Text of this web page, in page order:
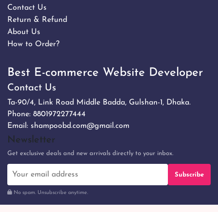
Contact Us
Return & Refund
About Us
How to Order?
Best E-commerce Website Developer
Contact Us
Ta-90/4, Link Road Middle Badda, Gulshan-1, Dhaka.
Phone: 8801972277444
Email: shampoobd.com@gmail.com
Newsletter
Get exclusive deals and new arrivals directly to your inbox.
Subscribe
No spam. Unsubscribe anytime.